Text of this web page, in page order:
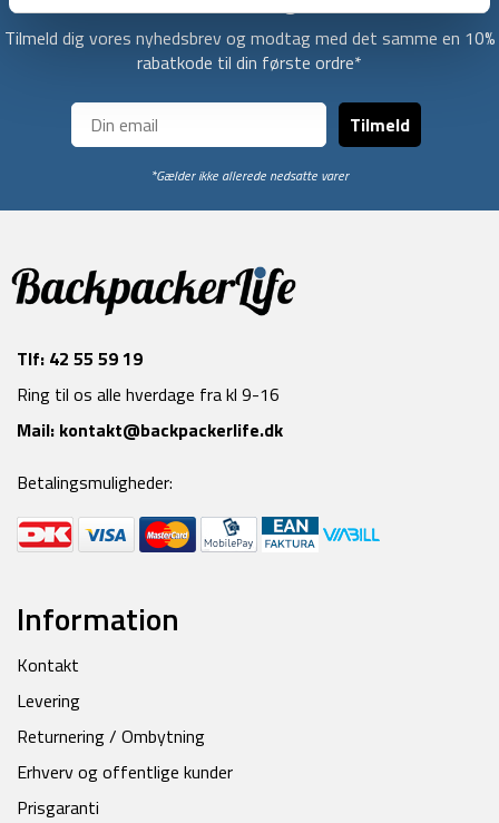
Tilmeld dig vores nyhedsbrev og modtag med det samme en 10%
rabatkode til din første ordre*
Tilmeld
*Gælder ikke allerede nedsatte varer
Tlf: 42 55 59 19
Ring til os alle hverdage fra kl 9-16
Mail: kontakt@backpackerlife.dk
Betalingsmuligheder:
Information
Kontakt
Levering
Returnering / Ombytning
Erhverv og offentlige kunder
Prisgaranti